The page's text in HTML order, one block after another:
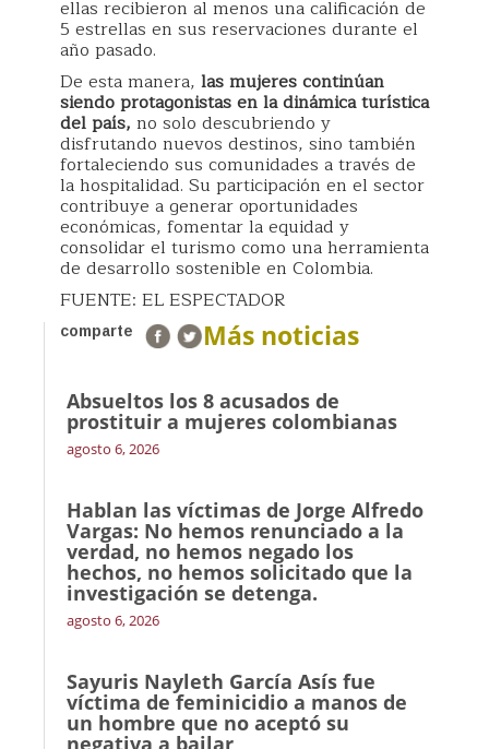
ellas recibieron al menos una calificación de
5 estrellas en sus reservaciones durante el
año pasado.
De esta manera, las mujeres continúan
siendo protagonistas en la dinámica turística
del país, no solo descubriendo y
disfrutando nuevos destinos, sino también
fortaleciendo sus comunidades a través de
la hospitalidad. Su participación en el sector
contribuye a generar oportunidades
económicas, fomentar la equidad y
consolidar el turismo como una herramienta
de desarrollo sostenible en Colombia.
FUENTE: EL ESPECTADOR
comparte Más noticias
Absueltos los 8 acusados de
prostituir a mujeres colombianas
agosto 6, 2026
Hablan las víctimas de Jorge Alfredo
Vargas: No hemos renunciado a la
verdad, no hemos negado los
hechos, no hemos solicitado que la
investigación se detenga.
agosto 6, 2026
Sayuris Nayleth García Asís fue
víctima de feminicidio a manos de
un hombre que no aceptó su
negativa a bailar